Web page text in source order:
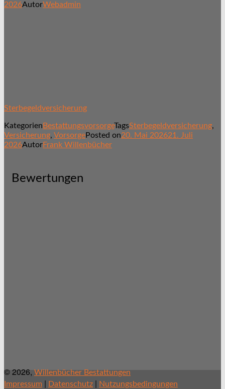
2026AutorWebadmin
Sterbegeldversicherung
Kategorien BestattungsvorsorgeTagsSterbegeldversicherung,
Versicherung, VorsorgePosted on20. Mai 202621. Juli
2026AutorFrank Willenbücher
Bewertungen
© 2026, Willenbücher Bestattungen
Impressum | Datenschutz | Nutzungsbedingungen